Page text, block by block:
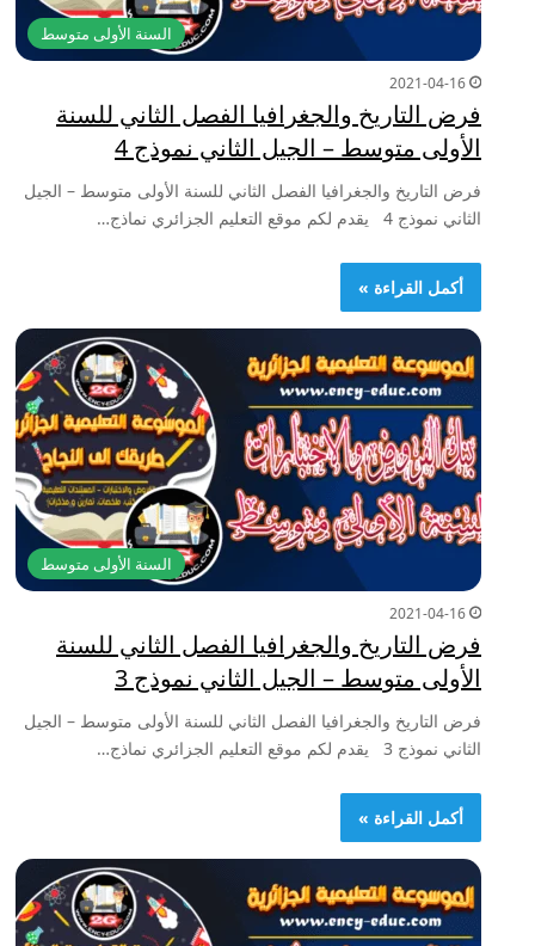
السنة الأولى متوسط
2021-04-16
فرض التاريخ والجغرافيا الفصل الثاني للسنة
الأولى متوسط – الجيل الثاني نموذج 4
فرض التاريخ والجغرافيا الفصل الثاني للسنة الأولى متوسط – الجيل
الثاني نموذج 4 يقدم لكم موقع التعليم الجزائري نماذج…
أكمل القراءة »
السنة الأولى متوسط
2021-04-16
فرض التاريخ والجغرافيا الفصل الثاني للسنة
الأولى متوسط – الجيل الثاني نموذج 3
فرض التاريخ والجغرافيا الفصل الثاني للسنة الأولى متوسط – الجيل
الثاني نموذج 3 يقدم لكم موقع التعليم الجزائري نماذج…
أكمل القراءة »